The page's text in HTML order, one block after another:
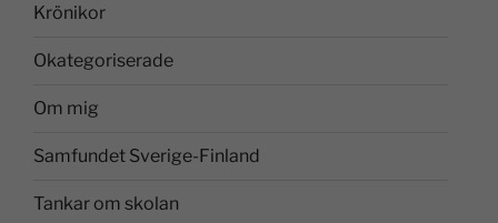
Krönikor
Okategoriserade
Om mig
Samfundet Sverige-Finland
Tankar om skolan